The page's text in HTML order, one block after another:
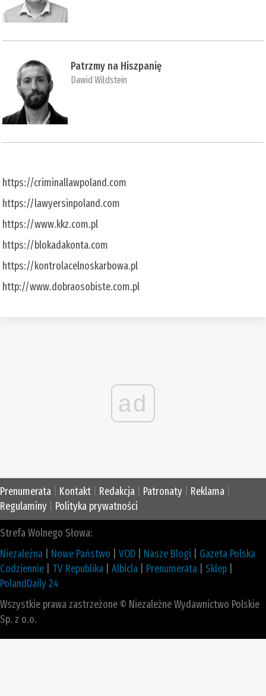
Patrzmy na Hiszpanię
Dawid Wildstein
https://criminallawpoland.com
https://lawyersinpoland.com
https://www.kkz.com.pl
https://blokadakonta.com
https://kontrolacelnoskarbowa.pl
http://www.dobraosobiste.com.pl
ad
Prenumerata Kontakt Redakcja Patronaty Reklama
Regulaminy
Polityka prywatności
Strefa Wolnego Słowa:
Niezależna
Nowe Państwo VOD Nasze Blogi
Gazeta Polska
Codziennie
TV Republika Albicla Prenumerata Sklep
PolandDaily 24
Wszystkie prawa zastrzeżone © Niezależne Wydawnictwo Polskie
Sp. z o.o.